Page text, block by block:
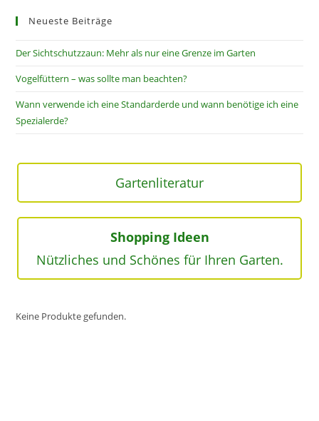
Neueste Beiträge
Der Sichtschutzzaun: Mehr als nur eine Grenze im Garten
Vogelfüttern – was sollte man beachten?
Wann verwende ich eine Standarderde und wann benötige ich eine
Spezialerde?
Gartenliteratur
Shopping Ideen
Nützliches und Schönes für Ihren Garten.
Keine Produkte gefunden.